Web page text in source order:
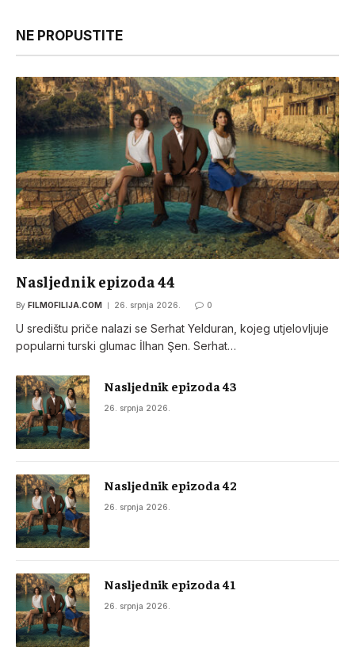
NE PROPUSTITE
Nasljednik epizoda 44
By FILMOFILIJA.COM 26. srpnja 2026. 0
U središtu priče nalazi se Serhat Yelduran, kojeg utjelovljuje
popularni turski glumac İlhan Şen. Serhat…
Nasljednik epizoda 43
26. srpnja 2026.
Nasljednik epizoda 42
26. srpnja 2026.
Nasljednik epizoda 41
26. srpnja 2026.